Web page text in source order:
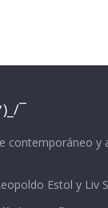
¯
contemporáneo y
Estol y Liv